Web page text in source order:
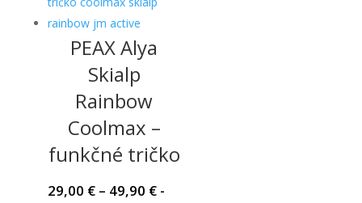
49,90 €
PEAX Alya
Skialp
Rainbow
Coolmax –
funkčné tričko
29,00 € – 49,90 €Price
-